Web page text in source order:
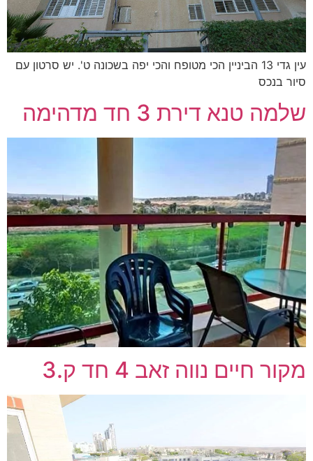
עין גדי 13 הביניין הכי מטופח והכי יפה בשכונה ט'. יש סרטון עם
סיור בנכס
שלמה טנא דירת 3 חד מדהימה
מקור חיים נווה זאב 4 חד ק.3